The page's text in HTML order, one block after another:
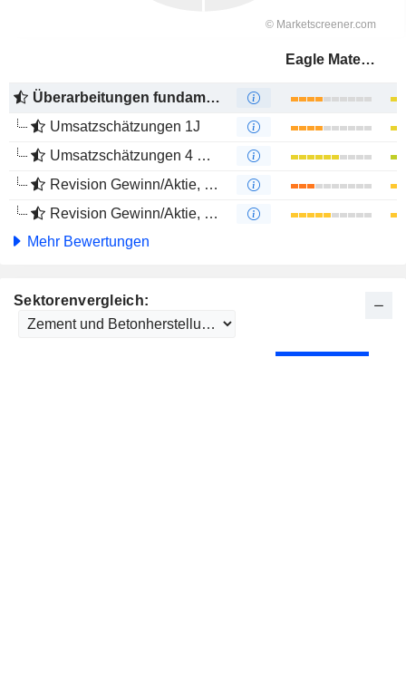
Eagle Materials Inc.
Überarbeitungen fundamentaler Schätzungen
Umsatzschätzungen 1J
Umsatzschätzungen 4 Monate
Revision Gewinn/Aktie, 1 Jahr
Revision Gewinn/Aktie, 4 Monate
Mehr Bewertungen
Sektorenvergleich: